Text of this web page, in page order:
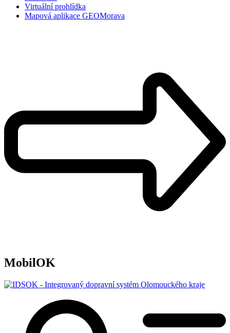
Virtuální prohlídka
Mapová aplikace GEOMorava
MobilOK